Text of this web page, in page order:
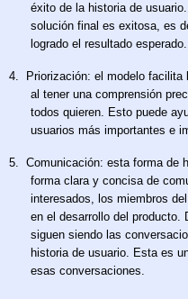
éxito de la historia de
solución final es exitosa, es
logrado el resultado esperado.
4.
Priorización: el modelo
al tener una comprensión
todos quieren. Esto puede
usuarios más importantes e
5. Comunicación: esta forma de
forma clara y concisa de
interesados, los miembros
en el desarrollo del producto.
siguen siendo las
historia de usuario. Esta es
esas conversaciones.